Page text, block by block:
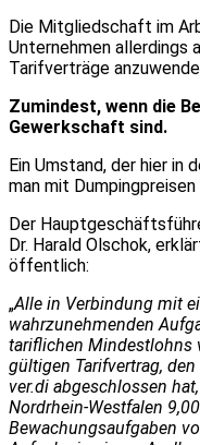
Die Mitgliedschaft im
Unternehmen allerdings
Tarifverträge
Zumindest, wenn die
Gewerkschaft sind.
Ein Umstand, der hier in
man mit
Der
Dr. Harald Olschok,
öffentlich:
„Alle in Verbindung mit
wahrzunehmenden
tariflichen Mindestlohns
gültigen Tarifvertrag,
ver.di abgeschlossen
Nordrhein-Westfalen
Bewachungsaufgaben